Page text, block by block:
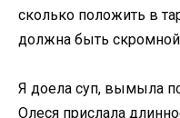
сколько положить в
должна быть
Я доела суп, вымыла
Олеся прислала